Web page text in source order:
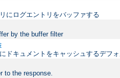
にログエントリをバッファする
by the buffer filter
ドキュメントをキャッシュするデフ
to the response.